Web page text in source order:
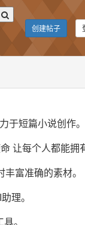
创建帖子
于短篇小说创作。
让每个人都能拥
富准确的素材。
理。
。